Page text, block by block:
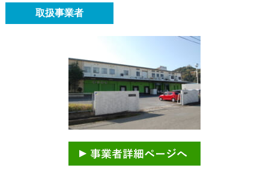
取扱事業者